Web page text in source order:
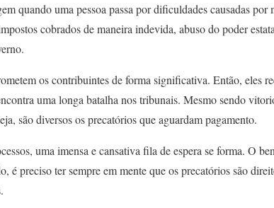
quando uma pessoa passa por dificuldades causadas
cobrados de maneira indevida, abuso do poder
os contribuintes de forma significativa. Então, eles
uma longa batalha nos tribunais. Mesmo sendo
são diversos os precatórios que aguardam pagamento.
uma imensa e cansativa fila de espera se forma. O
é preciso ter sempre em mente que os precatórios são